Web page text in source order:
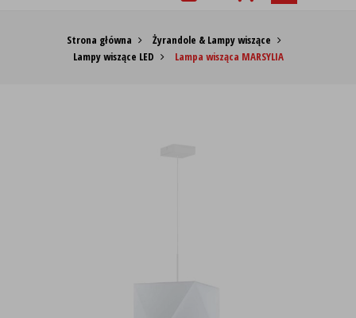
Strona główna
Żyrandole & Lampy wiszące
Lampy wiszące LED
Lampa wisząca MARSYLIA